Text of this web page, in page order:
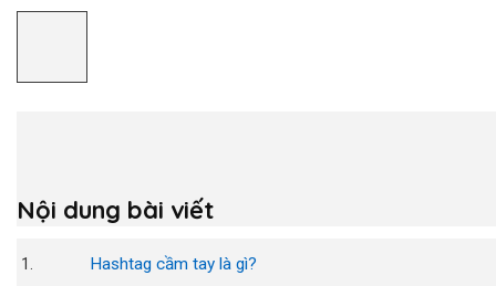
Nội dung bài viết
Hashtag cầm tay là gì?